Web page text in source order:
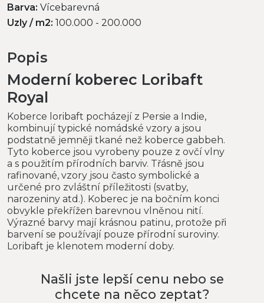
Barva: Vícebarevná
Uzly / m2: 100.000 - 200.000
Popis
Moderní koberec Loribaft
Royal
Koberce loribaft pocházejí z Persie a Indie,
kombinují typické nomádské vzory a jsou
podstatně jemněji tkané než koberce gabbeh.
Tyto koberce jsou vyrobeny pouze z ovčí vlny
a s použitím přírodních barviv. Třásně jsou
rafinované, vzory jsou často symbolické a
určené pro zvláštní příležitosti (svatby,
narozeniny atd.). Koberec je na bočním konci
obvykle překřížen barevnou vlněnou nití.
Výrazné barvy mají krásnou patinu, protože při
barvení se používají pouze přírodní suroviny.
Loribaft je klenotem moderní doby.
Našli jste lepší cenu nebo se
chcete na něco zeptat?